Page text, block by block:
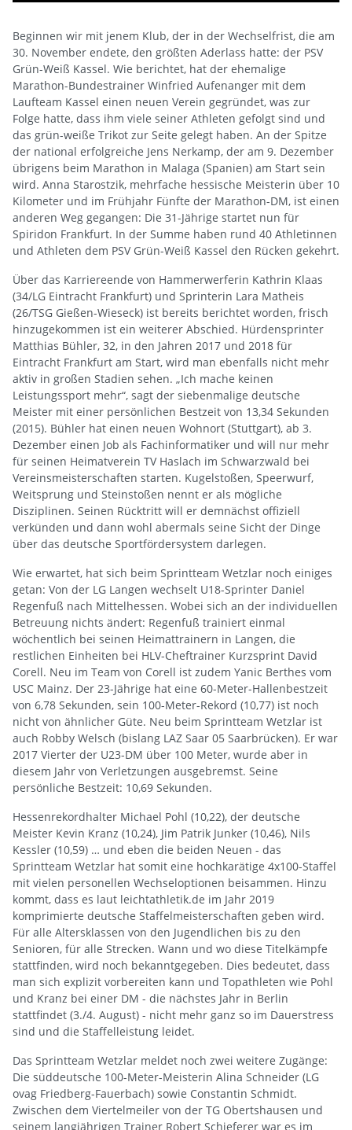
Beginnen wir mit jenem Klub, der in der Wechselfrist, die am
30. November endete, den größten Aderlass hatte: der PSV
Grün-Weiß Kassel. Wie berichtet, hat der ehemalige
Marathon-Bundestrainer Winfried Aufenanger mit dem
Laufteam Kassel einen neuen Verein gegründet, was zur
Folge hatte, dass ihm viele seiner Athleten gefolgt sind und
das grün-weiße Trikot zur Seite gelegt haben. An der Spitze
der national erfolgreiche Jens Nerkamp, der am 9. Dezember
übrigens beim Marathon in Malaga (Spanien) am Start sein
wird. Anna Starostzik, mehrfache hessische Meisterin über 10
Kilometer und im Frühjahr Fünfte der Marathon-DM, ist einen
anderen Weg gegangen: Die 31-Jährige startet nun für
Spiridon Frankfurt. In der Summe haben rund 40 Athletinnen
und Athleten dem PSV Grün-Weiß Kassel den Rücken gekehrt.
Über das Karriereende von Hammerwerferin Kathrin Klaas
(34/LG Eintracht Frankfurt) und Sprinterin Lara Matheis
(26/TSG Gießen-Wieseck) ist bereits berichtet worden, frisch
hinzugekommen ist ein weiterer Abschied. Hürdensprinter
Matthias Bühler, 32, in den Jahren 2017 und 2018 für
Eintracht Frankfurt am Start, wird man ebenfalls nicht mehr
aktiv in großen Stadien sehen. „Ich mache keinen
Leistungssport mehr“, sagt der siebenmalige deutsche
Meister mit einer persönlichen Bestzeit von 13,34 Sekunden
(2015). Bühler hat einen neuen Wohnort (Stuttgart), ab 3.
Dezember einen Job als Fachinformatiker und will nur mehr
für seinen Heimatverein TV Haslach im Schwarzwald bei
Vereinsmeisterschaften starten. Kugelstoßen, Speerwurf,
Weitsprung und Steinstoßen nennt er als mögliche
Disziplinen. Seinen Rücktritt will er demnächst offiziell
verkünden und dann wohl abermals seine Sicht der Dinge
über das deutsche Sportfördersystem darlegen.
Wie erwartet, hat sich beim Sprintteam Wetzlar noch einiges
getan: Von der LG Langen wechselt U18-Sprinter Daniel
Regenfuß nach Mittelhessen. Wobei sich an der individuellen
Betreuung nichts ändert: Regenfuß trainiert einmal
wöchentlich bei seinen Heimattrainern in Langen, die
restlichen Einheiten bei HLV-Cheftrainer Kurzsprint David
Corell. Neu im Team von Corell ist zudem Yanic Berthes vom
USC Mainz. Der 23-Jährige hat eine 60-Meter-Hallenbestzeit
von 6,78 Sekunden, sein 100-Meter-Rekord (10,77) ist noch
nicht von ähnlicher Güte. Neu beim Sprintteam Wetzlar ist
auch Robby Welsch (bislang LAZ Saar 05 Saarbrücken). Er war
2017 Vierter der U23-DM über 100 Meter, wurde aber in
diesem Jahr von Verletzungen ausgebremst. Seine
persönliche Bestzeit: 10,69 Sekunden.
Hessenrekordhalter Michael Pohl (10,22), der deutsche
Meister Kevin Kranz (10,24), Jim Patrik Junker (10,46), Nils
Kessler (10,59) … und eben die beiden Neuen - das
Sprintteam Wetzlar hat somit eine hochkarätige 4x100-Staffel
mit vielen personellen Wechseloptionen beisammen. Hinzu
kommt, dass es laut leichtathletik.de im Jahr 2019
komprimierte deutsche Staffelmeisterschaften geben wird.
Für alle Altersklassen von den Jugendlichen bis zu den
Senioren, für alle Strecken. Wann und wo diese Titelkämpfe
stattfinden, wird noch bekanntgegeben. Dies bedeutet, dass
man sich explizit vorbereiten kann und Topathleten wie Pohl
und Kranz bei einer DM - die nächstes Jahr in Berlin
stattfindet (3./4. August) - nicht mehr ganz so im Dauerstress
sind und die Staffelleistung leidet.
Das Sprintteam Wetzlar meldet noch zwei weitere Zugänge:
Die süddeutsche 100-Meter-Meisterin Alina Schneider (LG
ovag Friedberg-Fauerbach) sowie Constantin Schmidt.
Zwischen dem Viertelmeiler von der TG Obertshausen und
seinem langjährigen Trainer Robert Schieferer war es im